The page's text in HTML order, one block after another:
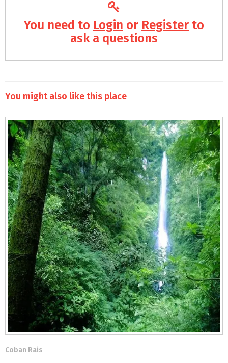
You need to Login or Register to
ask a questions
You might also like this place
Coban Rais